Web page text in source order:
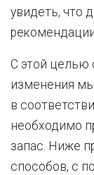
увидеть, что
С этой целью
изменения
в
необходимо
запас. Ниже
способов, с